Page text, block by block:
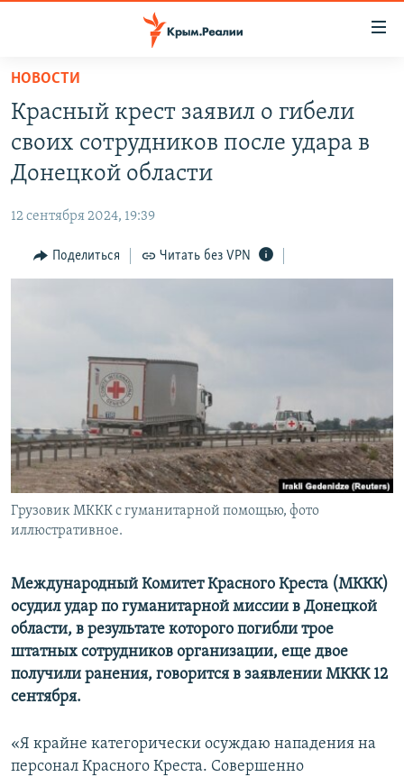
Вернуться
основному
содержанию
Вернутся
главной
навигации
Вернутся
СПЕЦПРОЕКТЫ
11 ЛЕТ ОККУПАЦИИ КРЫМА. 11 ИСТОРИЙ СОПРОТИВЛЕНИЯ
ВОДА
ЕЩЕ
ИНТЕРАКТИВ
СОВЕТЫ ПРАВОЗАЩИТНИКОВ
ПРОПАВШИЕ БЕЗ ВЕСТИ
ПОБЕДИТЕЛЕЙ НЕ СУДЯТ?
КРЫМ.НЕПОКОРЕННЫЙ
ELIFBE
УКРАИНСКАЯ ПРОБЛЕМА КРЫМА
РАДІО СВОБОДА
ПРИСОЕДИНЯЙТЕСЬ!
Все сайты RFE/RL
НОВОСТИ
Красный крест заявил о гибели
своих сотрудников после удара в
Донецкой области
12 сентября 2024, 19:39
Поделиться Читать без VPN
Грузовик МККК с гуманитарной помощью, фото
иллюстративное.
Международный Комитет Красного Креста (МККК)
осудил удар по гуманитарной миссии в Донецкой
области, в результате которого погибли трое
штатных сотрудников организации, еще двое
получили ранения, говорится в заявлении МККК 12
сентября.
«Я крайне категорически осуждаю нападения на
персонал Красного Креста. Совершенно